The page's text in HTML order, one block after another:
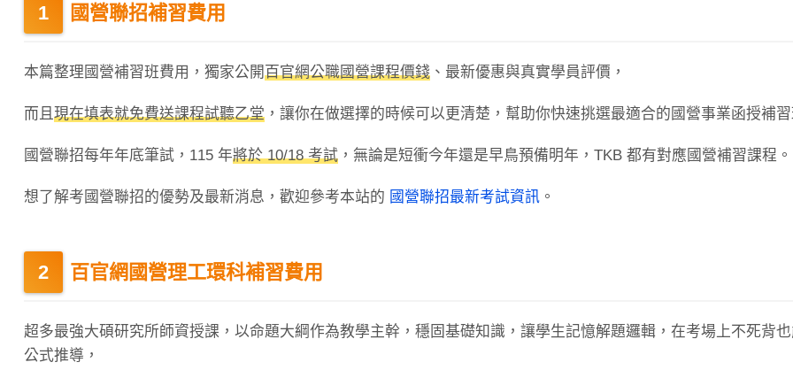
國營聯招補習費用
本篇整理國營補習班費用，獨家公開百官網公職國營課程價錢 、最新優惠與真實學員評價，
而且現在填表就免費送課程試聽乙堂 ，讓你在做選擇的時候可以更清楚，幫助你快速挑選最適合的國營事業函授補
國營聯招每年年底筆試，115 年將於 10/18 考試 ，無論是短衝今年還是早鳥預備明年，TKB 都有對應國營補習課程。
想了解考國營聯招的優勢及最新消息，歡迎參考本站的 國營聯招最新考試資訊 。
百官網國營理工環科補習費用
超多最強大碩研究所師資授課，以命題大綱作為教學主幹，穩固基礎知識，讓學生記憶解題邏輯，在考場上不死背
公式推導，